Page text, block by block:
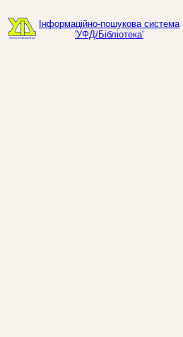
Інформаційно-пошукова система
'УФД/Бібліотека'